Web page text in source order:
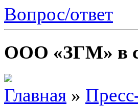
Вопрос/ответ
ООО «ЗГМ» в
Главная »